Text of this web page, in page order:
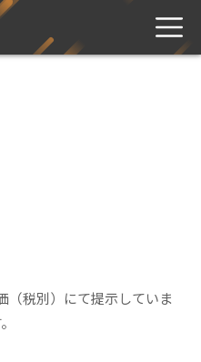
（税別）にて提示していま